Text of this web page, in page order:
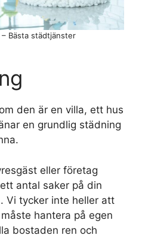
Bästa städtjänster
den är en villa, ett hus
en grundlig städning
eller företag
antal saker på din
Vi tycker inte heller att
hantera på egen
bostaden ren och